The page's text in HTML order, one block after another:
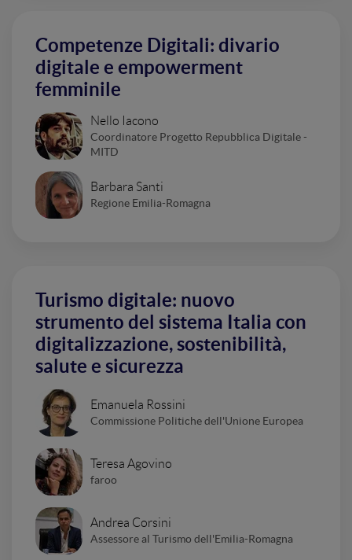
Competenze Digitali: divario
digitale e empowerment
femminile
Nello Iacono
Coordinatore Progetto Repubblica Digitale -
MITD
Barbara Santi
Regione Emilia-Romagna
Turismo digitale: nuovo
strumento del sistema Italia con
digitalizzazione, sostenibilità,
salute e sicurezza
Emanuela Rossini
Commissione Politiche dell'Unione Europea
Teresa Agovino
faroo
Andrea Corsini
Assessore al Turismo dell'Emilia-Romagna